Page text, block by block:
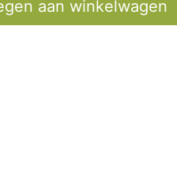
aan winkelwagen